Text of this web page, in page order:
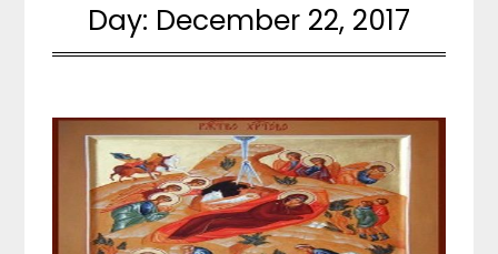
Day: December 22, 2017